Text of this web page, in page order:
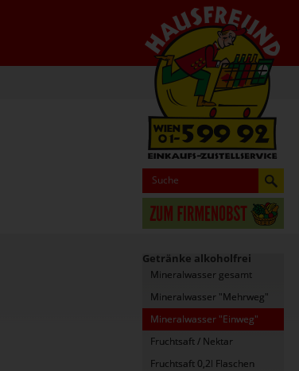
Getränke alkoholfrei
Mineralwasser gesamt
Mineralwasser "Mehrweg"
Mineralwasser "Einweg"
Fruchtsaft / Nektar
Fruchtsaft 0,2l Flaschen